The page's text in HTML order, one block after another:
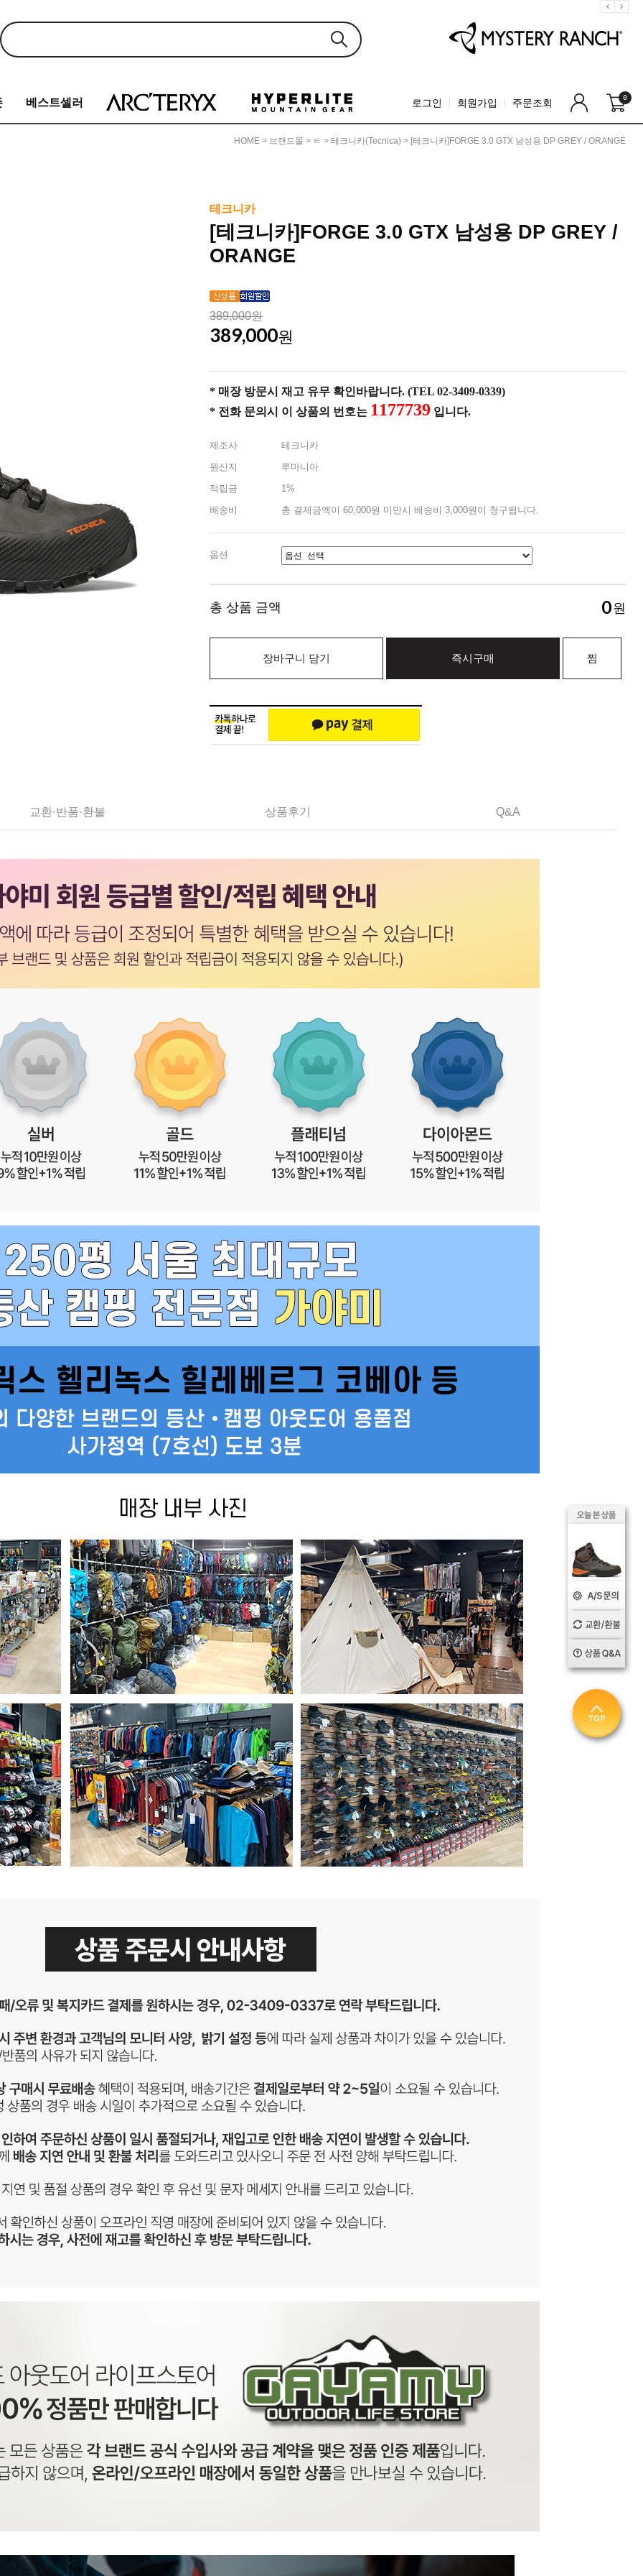
베스트셀러 로그인 회원가입 주문조회 0
HOME > 브랜드몰 > ㅌ > 테크니카(Tecnica) > [테크니카]FORGE 3.0 GTX 남성용 DP GREY / ORANGE
테크니카
[테크니카]FORGE 3.0 GTX 남성용 DP GREY /
ORANGE
389,000원
389,000원
* 매장 방문시 재고 유무 확인바랍니다. (TEL 02-3409-0339)
* 전화 문의시 이 상품의 번호는 1177739 입니다.
제조사
테크니카
원산지
루마니아
적립금
1%
배송비
총 결제금액이 60,000원 미만시 배송비 3,000원이 청구됩니다.
옵션
총 상품 금액 0원
장바구니 담기 즉시구매 찜
교환·반품·환불 상품후기 Q&A